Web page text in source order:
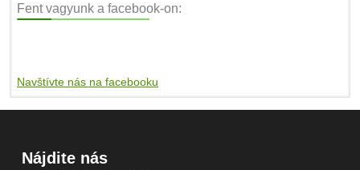
Fent vagyunk a facebook-on:
Navštívte nás na facebooku
Nájdite nás